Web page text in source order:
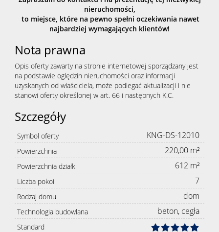
nieruchomości,
to miejsce, które na pewno spełni oczekiwania nawet
najbardziej wymagających klientów!
Nota prawna
Opis oferty zawarty na stronie internetowej sporządzany jest
na podstawie oględzin nieruchomości oraz informacji
uzyskanych od właściciela, może podlegać aktualizacji i nie
stanowi oferty określonej w art. 66 i następnych K.C.
Szczegóły
Symbol oferty KNG-DS-12010
Powierzchnia 220,00 m²
Powierzchnia działki 612 m²
Liczba pokoi 7
Rodzaj domu dom
Technologia budowlana beton, cegła
Standard